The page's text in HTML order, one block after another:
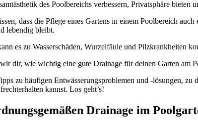
des Poolbereichs verbessern, Privatsphäre bieten
dass die Pflege eines Gartens in einem Poolbereich
lebendig bleibt.
es zu Wasserschäden, Wurzelfäule und Pilzkrankheiten
dir, wie wichtig eine gute Drainage für deinen Garten am
zu häufigen Entwässerungsproblemen und -lösungen,
kannst. Los geht’s!
Drainage im